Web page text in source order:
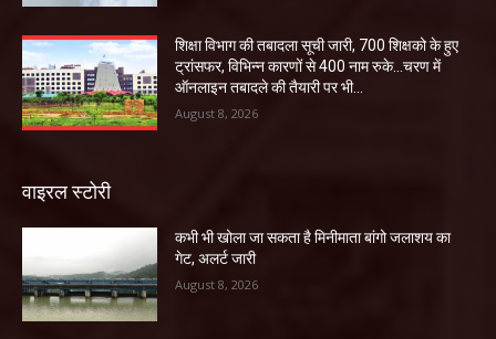
शिक्षा विभाग की तबादला सूची जारी, 700 शिक्षको के हुए
ट्रांसफर, विभिन्न कारणों से 400 नाम रुके…चरण में
ऑनलाइन तबादले की तैयारी पर भी...
August 8, 2026
वाइरल स्टोरी
कभी भी खोला जा सकता है मिनीमाता बांगो जलाशय का
गेट, अलर्ट जारी
August 8, 2026